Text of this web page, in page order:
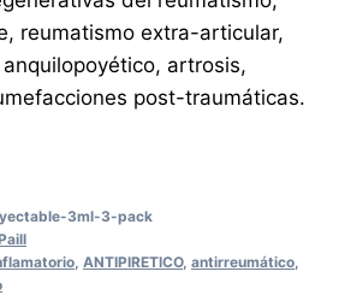
reumatismo extra-articular,
artrosis,
post-traumáticas.
3ml-3-pack
ANTIPIRETICO, antirreumático